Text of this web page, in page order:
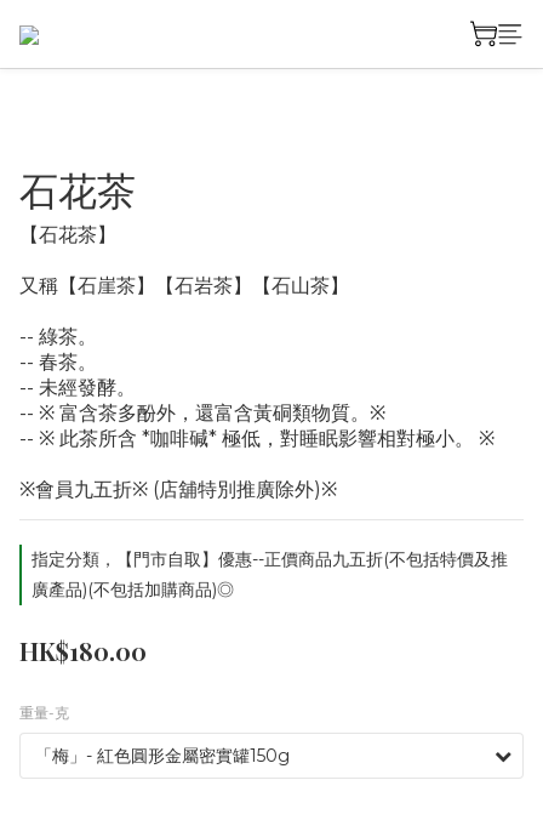
石花茶
【石花茶】
又稱【石崖茶】【石岩茶】【石山茶】
-- 綠茶。
-- 春茶。
-- 未經發酵。
-- ※ 富含茶多酚外，還富含黃硐類物質。※
-- ※ 此茶所含 *咖啡碱* 極低，對睡眠影響相對極小。 ※
※會員九五折※ (店舖特別推廣除外)※
指定分類，【門市自取】優惠--正價商品九五折(不包括特價及推
廣產品)(不包括加購商品)◎
HK$180.00
重量-克